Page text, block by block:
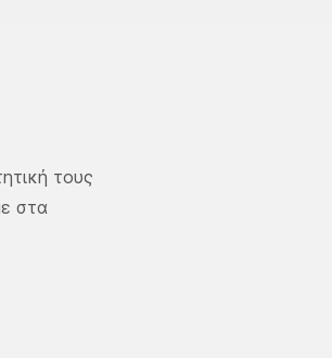
τους
στα